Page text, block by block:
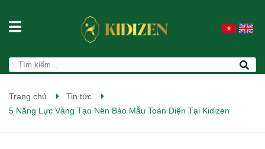
Trang chủ
Tin tức
5 Năng Lực Vàng Tạo Nên Bảo Mẫu Toàn Diện Tại Kidizen